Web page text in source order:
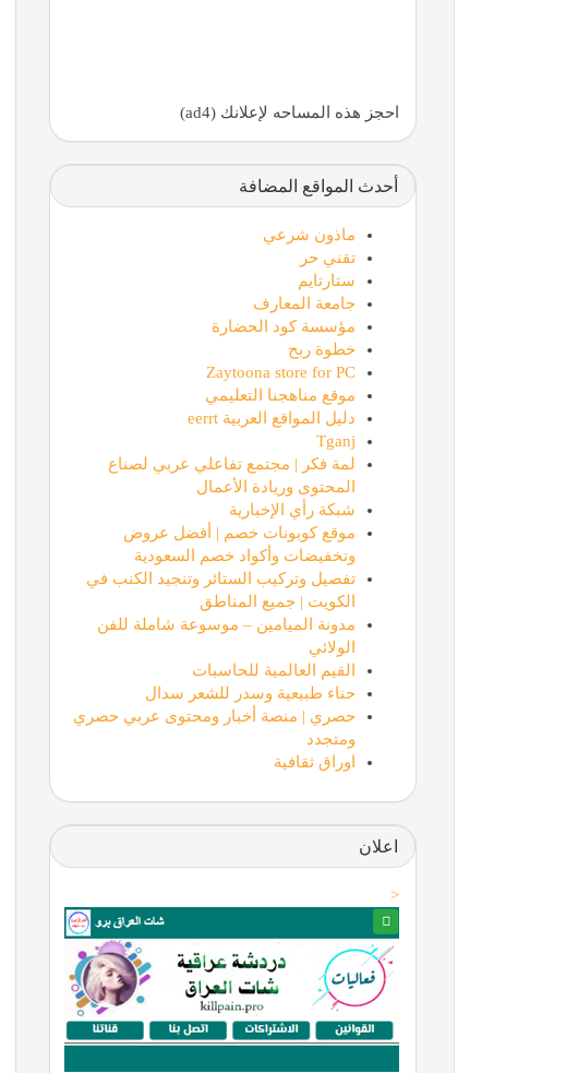
احجز هذه المساحه لإعلانك (ad4)
أحدث المواقع المضافة
ماذون شرعي
تقني حر
ستارتايم
جامعة المعارف
مؤسسة كود الحضارة
خطوة ربح
Zaytoona store for PC
موقع مناهجنا التعليمي
دليل المواقع العربية eerrt
Tganj
لمة فكر | مجتمع تفاعلي عربي لصناع
المحتوى وريادة الأعمال
شبكة رأي الإخبارية
موقع كوبونات خصم | أفضل عروض
وتخفيضات وأكواد خصم السعودية
تفصيل وتركيب الستائر وتنجيد الكنب في
الكويت | جميع المناطق
مدونة الميامين – موسوعة شاملة للفن
الولائي
القيم العالمية للحاسبات
حناء طبيعية وسدر للشعر سدال
حصري | منصة أخبار ومحتوى عربي حصري
ومتجدد
اوراق ثقافية
اعلان
<